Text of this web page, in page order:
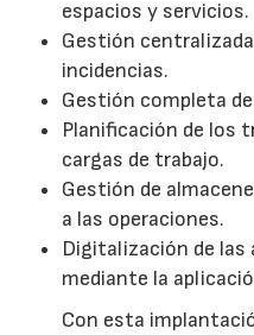
espacios y servicios.
Gestión
incidencias.
Gestión completa
Planificación de los
cargas de trabajo.
Gestión de
a las operaciones.
Digitalización de las
mediante la
Con esta